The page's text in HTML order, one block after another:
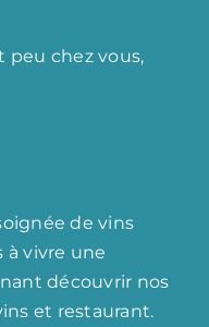
peu chez vous,
de vins
à vivre une
découvrir nos
et restaurant.